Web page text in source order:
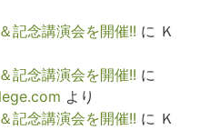
記念講演会を開催!! に Ｋ
記念講演会を開催!! に
より
記念講演会を開催!! に Ｋ